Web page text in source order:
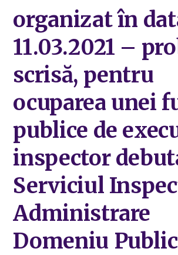
organizat în
11.03.2021 –
scrisă, pentru
ocuparea unei
publice de
inspector
Serviciul
Administrare
Domeniu Public